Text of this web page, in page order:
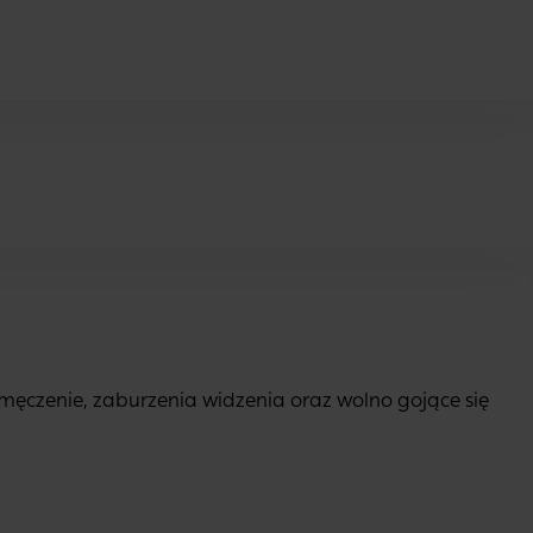
zaburzenia widzenia oraz wolno gojące się